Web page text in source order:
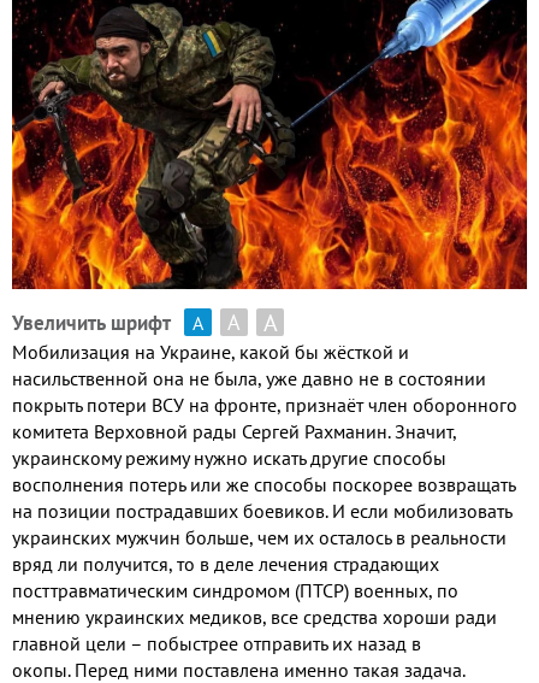
Увеличить шрифт А А А
Мобилизация на Украине, какой бы жёсткой и
насильственной она не была, уже давно не в состоянии
покрыть потери ВСУ на фронте, признаёт член оборонного
комитета Верховной рады Сергей Рахманин.Значит,
украинскому режиму нужно искать другие способы
восполнения потерь или же способы поскорее возвращать
на позиции пострадавших боевиков. И если мобилизовать
украинских мужчин больше, чем их осталось в реальности
вряд ли получится, то в деле лечения страдающих
посттравматическим синдромом (ПТСР) военных, по
мнению украинских медиков, все средства хороши ради
главной цели – побыстрее отправить их назад в
окопы. Перед ними поставлена именно такая задача.